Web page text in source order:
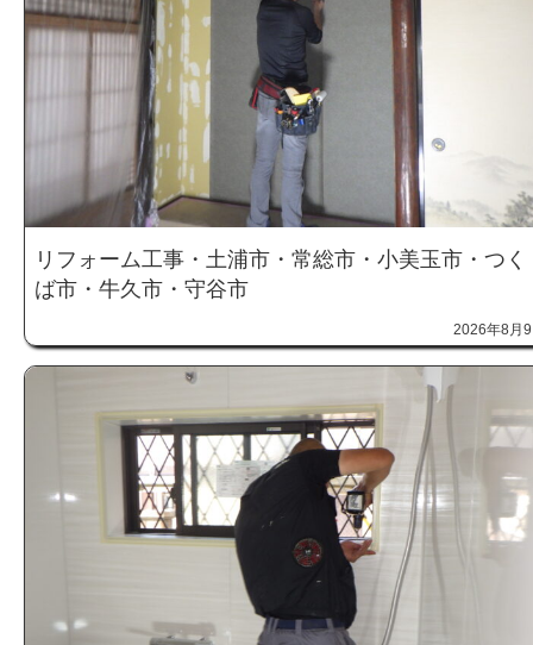
リフォーム工事・土浦市・常総市・小美玉市・つく
ば市・牛久市・守谷市
2026年8月